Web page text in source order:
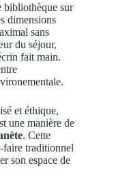
bibliothèque sur
dimensions
sans
du séjour,
fait main.
et éthique,
une manière de
. Cette
faire traditionnel
son espace de